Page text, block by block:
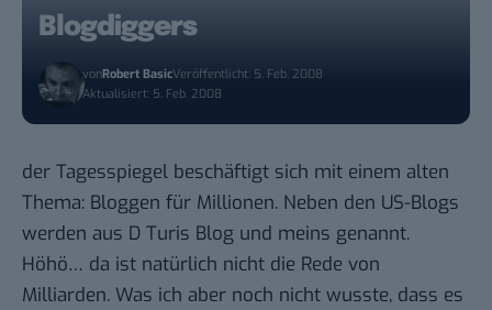
Blogdiggers
vonRobert BasicVeröffentlicht: 5. Feb. 2008
Aktualisiert: 5. Feb. 2008
der Tagesspiegel beschäftigt sich mit einem alten
Thema: Bloggen für Millionen. Neben den US-Blogs
werden aus D Turis Blog und meins genannt.
Höhö… da ist natürlich nicht die Rede von
Milliarden. Was ich aber noch nicht wusste, dass es